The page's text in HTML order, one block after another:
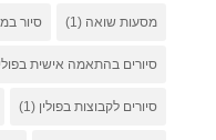
מסעות שואה (1) סיור
סיורים בהתאמה אישית
סיורים לקבוצות בפולין (1)